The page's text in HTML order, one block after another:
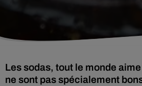
Les sodas, tout le monde
ne sont pas spécialement